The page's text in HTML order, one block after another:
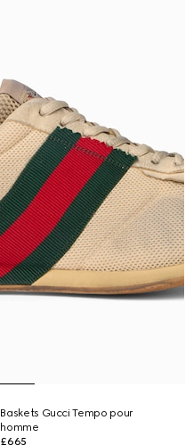
Baskets Gucci Tempo pour
homme
£665